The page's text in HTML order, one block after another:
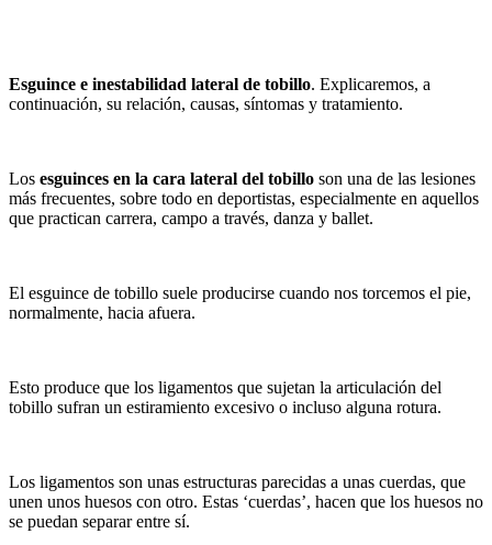
Esguince e inestabilidad lateral de tobillo. Explicaremos, a
continuación, su relación, causas, síntomas y tratamiento.
Los esguinces en la cara lateral del tobillo son una de las lesiones
más frecuentes, sobre todo en deportistas, especialmente en aquellos
que practican carrera, campo a través, danza y ballet.
El esguince de tobillo suele producirse cuando nos torcemos el pie,
normalmente, hacia afuera.
Esto produce que los ligamentos que sujetan la articulación del
tobillo sufran un estiramiento excesivo o incluso alguna rotura.
Los ligamentos son unas estructuras parecidas a unas cuerdas, que
unen unos huesos con otro. Estas ‘cuerdas’, hacen que los huesos no
se puedan separar entre sí.